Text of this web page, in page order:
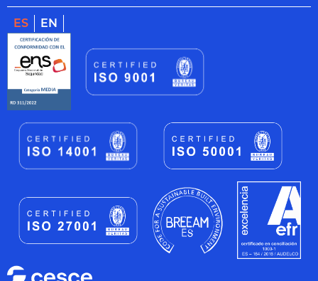
ES EN